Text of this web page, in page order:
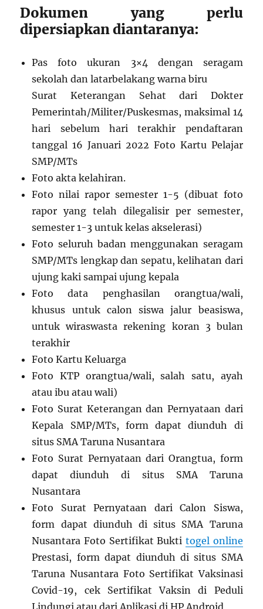
Dokumen yang perlu
dipersiapkan diantaranya:
Pas foto ukuran 3×4 dengan seragam
sekolah dan latarbelakang warna biru
Surat Keterangan Sehat dari Dokter
Pemerintah/Militer/Puskesmas, maksimal 14
hari sebelum hari terakhir pendaftaran
tanggal 16 Januari 2022 Foto Kartu Pelajar
SMP/MTs
Foto akta kelahiran.
Foto nilai rapor semester 1-5 (dibuat foto
rapor yang telah dilegalisir per semester,
semester 1-3 untuk kelas akselerasi)
Foto seluruh badan menggunakan seragam
SMP/MTs lengkap dan sepatu, kelihatan dari
ujung kaki sampai ujung kepala
Foto data penghasilan orangtua/wali,
khusus untuk calon siswa jalur beasiswa,
untuk wiraswasta rekening koran 3 bulan
terakhir
Foto Kartu Keluarga
Foto KTP orangtua/wali, salah satu, ayah
atau ibu atau wali)
Foto Surat Keterangan dan Pernyataan dari
Kepala SMP/MTs, form dapat diunduh di
situs SMA Taruna Nusantara
Foto Surat Pernyataan dari Orangtua, form
dapat diunduh di situs SMA Taruna
Nusantara
Foto Surat Pernyataan dari Calon Siswa,
form dapat diunduh di situs SMA Taruna
Nusantara Foto Sertifikat Bukti togel online
Prestasi, form dapat diunduh di situs SMA
Taruna Nusantara Foto Sertifikat Vaksinasi
Covid-19, cek Sertifikat Vaksin di Peduli